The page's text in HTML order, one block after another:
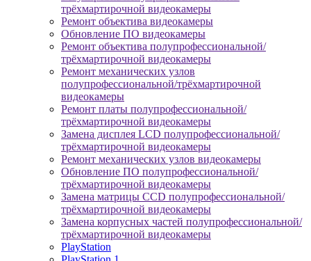
трёхмартирочной видеокамеры
Ремонт объектива видеокамеры
Обновление ПО видеокамеры
Ремонт объектива полупрофессиональной/
трёхмартирочной видеокамеры
Ремонт механических узлов
полупрофессиональной/трёхмартирочной
видеокамеры
Ремонт платы полупрофессиональной/
трёхмартирочной видеокамеры
Замена дисплея LCD полупрофессиональной/
трёхмартирочной видеокамеры
Ремонт механических узлов видеокамеры
Обновление ПО полупрофессиональной/
трёхмартирочной видеокамеры
Замена матрицы CCD полупрофессиональной/
трёхмартирочной видеокамеры
Замена корпусных частей полупрофессиональной/
трёхмартирочной видеокамеры
PlayStation